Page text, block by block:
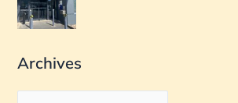
Archives